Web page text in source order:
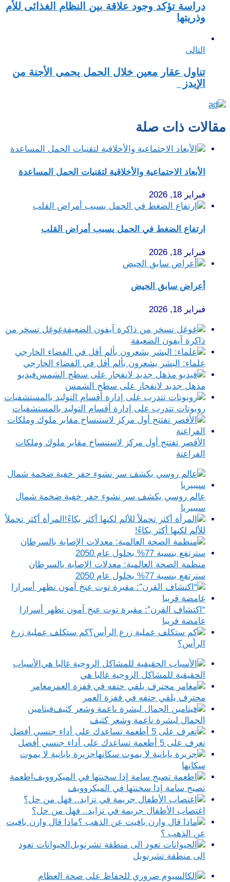
دراسة تؤكد وجود علاقة بين النظام الغذائى للأم
وذريتها
التالى
تناول عقار معين خلال الحمل يحمى الأجنة من
الإيدز
مقالات ذات صلة
الأبعاد الاجتماعية والأخلاقية لتقنيات الحمل المساعدة
فبراير 18, 2026
ارتفاع الضغط في الحمل يسبب أمراض القلب
فبراير 18, 2026
أعراض سابق الحيض
فبراير 18, 2026
غوغل تسخر من
ذاكرة آيفون الضعيفة
علماء: البشر يشعرون بألم أقل في الفضاء الخارجي
فيديو
مذهل جديد لانفجار على سطح الشمس
روبوتات تتدرب على إدارة أقسام التوليد بالمستشفيات
الأقصر تفتتح أول مركز لاستنساخ مقابر ملوك وملكات
الفراعنة
عالم روسي يكشف سر نشوء حفر خفية ضخمة شمال
سيبيريا
المرأة أكثر تحملاً
للألم لكنها أكثر بكاءً!
منظمة الصحة العالمية: معدلات الإصابة بالسرطان
سترتفع بنسبة 77% بحلول عام 2050
“اكتشاف القرن”: مقبرة توت عنخ آمون تظهر أسرارا
غامضة قريبا
كم ستكلف عملية زرع
الرأس؟
الأسباب
الحقيقية للمشاكل الزوجية غالبا هي
مغامر
محترف يلقي حتفه في قفزة العمر
فيتامين
الجمال لبشرة ناعمة وشعر كثيف
تعرف على 5 أطعمة تساعدك على أداء جنسي أفضل
جزيرة يابانية لا يموت
سكانها
اطعمة
تصبح سامة إذا سخنتها في الميكروويف
اغتصاب الأطفال جريمة في تزايد.. فهل من حل؟
ماذا قال وارن بافيت
عن الذهب ؟
الحيوانات تعود
الى منطقة تشرنوبل